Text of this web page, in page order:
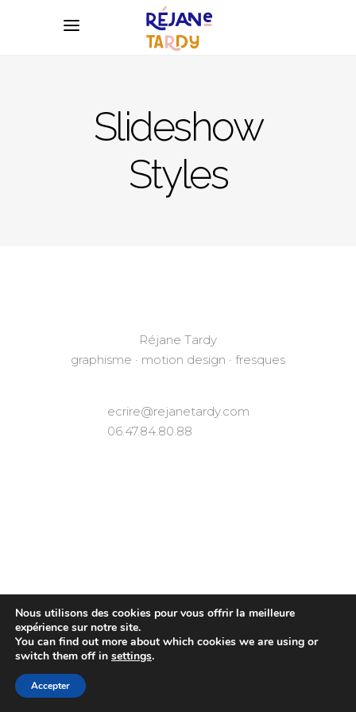
Slideshow
Styles
Réjane Tardy
graphisme · motion design · fresques
ecrire@rejanetardy.com
06.47.84.80.88
Nous utilisons des cookies pour vous offrir la meilleure
expérience sur notre site.
You can find out more about which cookies we are using or
switch them off in settings.
Accepter